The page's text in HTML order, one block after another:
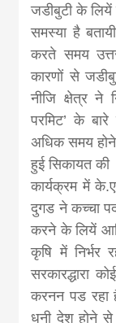
जडीबुटी के लियें
समस्या है
करते समय
कारणों से
नीजि क्षेत्र ने
परमिट’ के
अधिक समय होने
हुई सिकायत की
कार्यक्रम में
दुगड ने कच्चा
करने के लियें
कृषि में निर्भर
सरकारद्धारा
करनन पड रहा
धनी देश होने